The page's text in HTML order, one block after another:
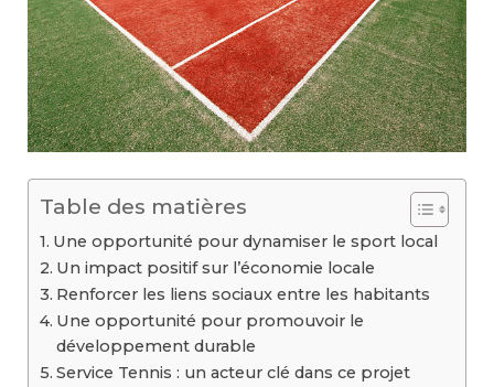
Table des matières
Une opportunité pour dynamiser le sport local
Un impact positif sur l’économie locale
Renforcer les liens sociaux entre les habitants
Une opportunité pour promouvoir le
développement durable
Service Tennis : un acteur clé dans ce projet